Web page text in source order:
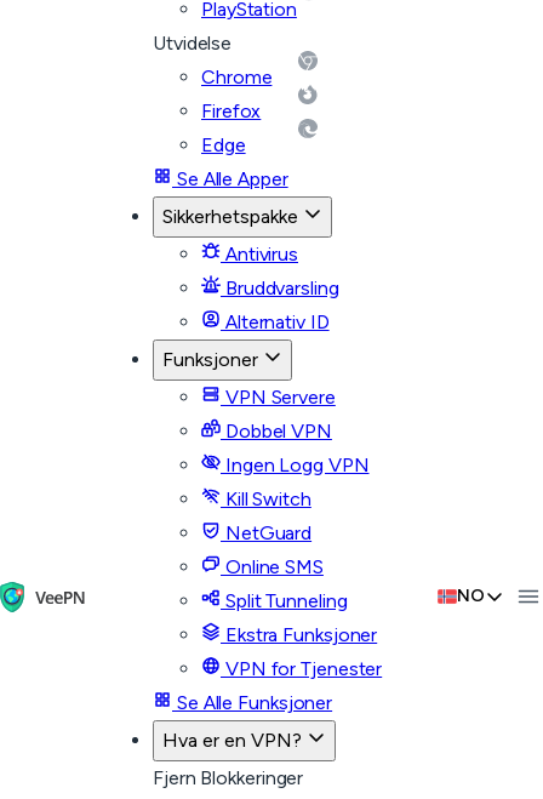
PlayStation
Utvidelse
Chrome
Firefox
Edge
Se Alle Apper
Sikkerhetspakke
Antivirus
Bruddvarsling
Alternativ ID
Funksjoner
VPN Servere
Dobbel VPN
Ingen Logg VPN
Kill Switch
NetGuard
Online SMS
Split Tunneling
Ekstra Funksjoner
VPN for Tjenester
Se Alle Funksjoner
Hva er en VPN?
Fjern Blokkeringer
NO